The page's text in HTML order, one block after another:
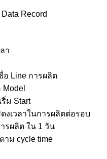
Record
า
อ Line การผลิต
ริ่ม Start
งเวลาในการผลิตต่อรอบ
รผลิต ใน 1 วัน
าม cycle time